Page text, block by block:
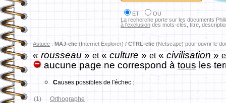
ET
OU
La recherche porte sur les documents
à l'exclusion des mots-clés, titre,
Astuce : MAJ-clic (Internet Explorer) / CTRL-clic (Netscape) pour ouvrir le
« rousseau » et« culture » et« civilisation »
aucune page ne correspond à tous les
Causes possibles de l'échec :
(1) Orthographe :